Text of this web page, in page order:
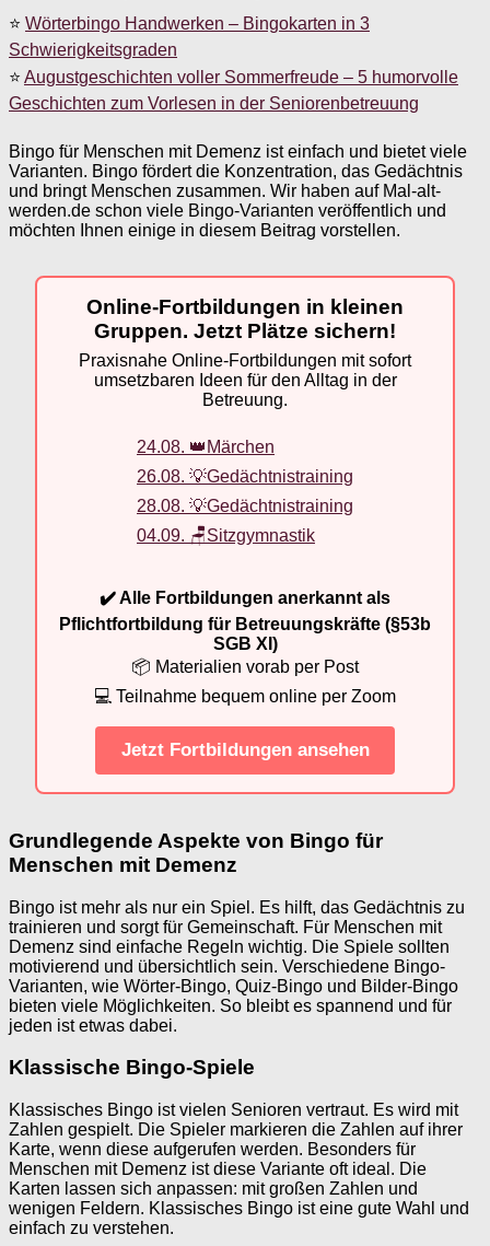
⭐ Wörterbingo Handwerken – Bingokarten in 3
Schwierigkeitsgraden
⭐ Augustgeschichten voller Sommerfreude – 5 humorvolle
Geschichten zum Vorlesen in der Seniorenbetreuung
Bingo für Menschen mit Demenz ist einfach und bietet viele
Varianten. Bingo fördert die Konzentration, das Gedächtnis
und bringt Menschen zusammen. Wir haben auf Mal-alt-
werden.de schon viele Bingo-Varianten veröffentlich und
möchten Ihnen einige in diesem Beitrag vorstellen.
Online-Fortbildungen in kleinen
Gruppen. Jetzt Plätze sichern!
Praxisnahe Online-Fortbildungen mit sofort
umsetzbaren Ideen für den Alltag in der
Betreuung.
24.08. 👑Märchen
26.08. 💡Gedächtnistraining
28.08. 💡Gedächtnistraining
04.09. 🪑Sitzgymnastik
✔️ Alle Fortbildungen anerkannt als
Pflichtfortbildung für Betreuungskräfte (§53b
SGB XI)
📦 Materialien vorab per Post
💻 Teilnahme bequem online per Zoom
Jetzt Fortbildungen ansehen
Grundlegende Aspekte von Bingo für
Menschen mit Demenz
Bingo ist mehr als nur ein Spiel. Es hilft, das Gedächtnis zu
trainieren und sorgt für Gemeinschaft. Für Menschen mit
Demenz sind einfache Regeln wichtig. Die Spiele sollten
motivierend und übersichtlich sein. Verschiedene Bingo-
Varianten, wie Wörter-Bingo, Quiz-Bingo und Bilder-Bingo
bieten viele Möglichkeiten. So bleibt es spannend und für
jeden ist etwas dabei.
Klassische Bingo-Spiele
Klassisches Bingo ist vielen Senioren vertraut. Es wird mit
Zahlen gespielt. Die Spieler markieren die Zahlen auf ihrer
Karte, wenn diese aufgerufen werden. Besonders für
Menschen mit Demenz ist diese Variante oft ideal. Die
Karten lassen sich anpassen: mit großen Zahlen und
wenigen Feldern. Klassisches Bingo ist eine gute Wahl und
einfach zu verstehen.